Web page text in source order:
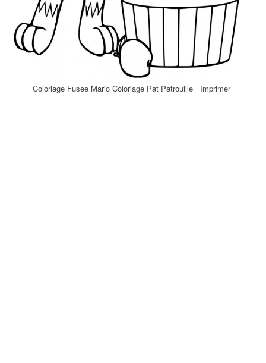
Coloriage Fusee Mario Coloriage Pat Patrouille Imprimer